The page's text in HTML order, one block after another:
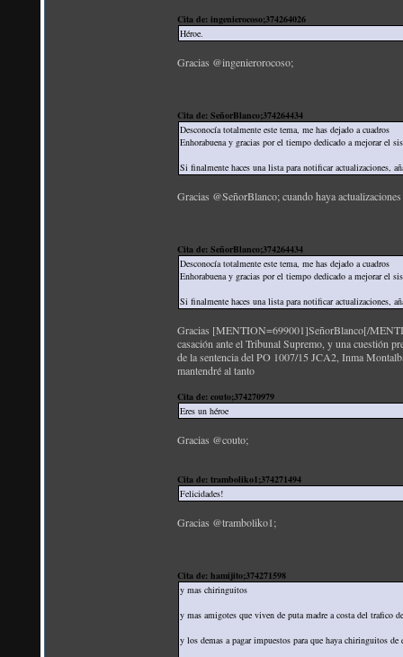
Cita de: ingenierocoso;374264026
Héroe.
Gracias @ingenierorocoso;
Cita de: SeñorBlanco;374264434
Desconocía totalmente este tema, me has dejado a cuadros
Enhorabuena y gracias por el tiempo dedicado a mejorar el
Si finalmente haces una lista para notificar actualizaciones,
Gracias @SeñorBlanco; cuando haya
Cita de: SeñorBlanco;374264434
Desconocía totalmente este tema, me has dejado a cuadros
Enhorabuena y gracias por el tiempo dedicado a mejorar el
Si finalmente haces una lista para notificar actualizaciones,
Gracias [MENTION=699001]SeñorBlanco[/
casación ante el Tribunal Supremo, y una cuestión
de la sentencia del PO 1007/15 JCA2, Inma
mantendré al tanto
Cita de: couto;374270979
Eres un héroe
Gracias @couto;
Cita de: tramboliko1;374271494
Felicidades!
Gracias @tramboliko1;
Cita de: hamijito;374271598
y mas chiringuitos
y mas amigotes que viven de puta madre a costa del trafico
y los demas a pagar impuestos para que haya chiringuitos de